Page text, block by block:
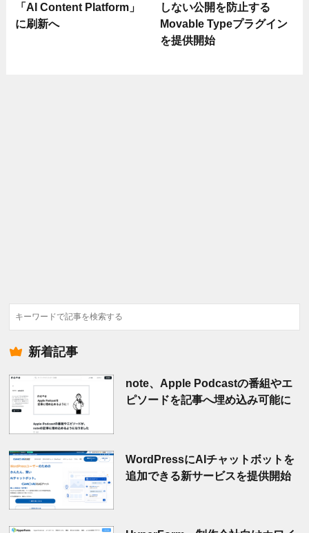
「AI Content Platform」
に刷新へ
しない公開を防止する
Movable Typeプラグイン
を提供開始
検
索
新着記事
note、Apple Podcastの番組やエ
ピソードを記事へ埋め込み可能に
WordPressにAIチャットボットを
追加できる新サービスを提供開始